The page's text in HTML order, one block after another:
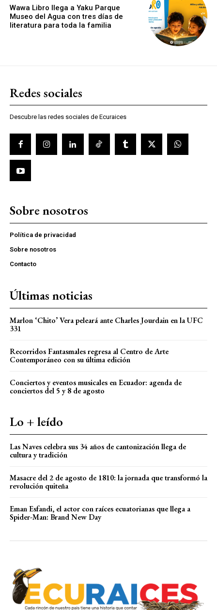
Wawa Libro llega a Yaku Parque
Museo del Agua con tres días de
literatura para toda la familia
Redes sociales
Descubre las redes sociales de Ecuraices
Sobre nosotros
Política de privacidad
Sobre nosotros
Contacto
Últimas noticias
Marlon ‘Chito’ Vera peleará ante Charles Jourdain en la UFC
331
Recorridos Fantasmales regresa al Centro de Arte
Contemporáneo con su última edición
Conciertos y eventos musicales en Ecuador: agenda de
conciertos del 5 y 8 de agosto
Lo + leído
Las Naves celebra sus 34 años de cantonización llega de
cultura y tradición
Masacre del 2 de agosto de 1810: la jornada que transformó la
revolución quiteña
Eman Esfandi, el actor con raíces ecuatorianas que llega a
Spider-Man: Brand New Day